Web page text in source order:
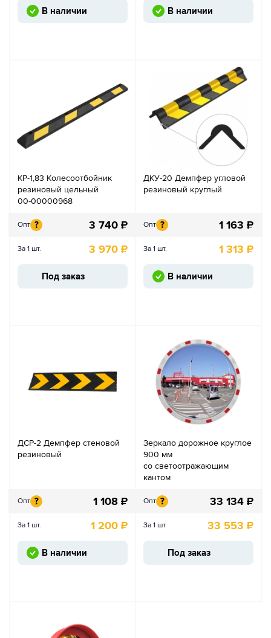
В наличии В наличии
КР-1,83 Колесоотбойник
резиновый цельный
00-00000968
Опт ? 3 740 ₽
За 1 шт. 3 970 ₽
Под заказ
ДКУ-20 Демпфер угловой
резиновый круглый
Опт ? 1 163 ₽
За 1 шт. 1 313 ₽
В наличии
ДСР-2 Демпфер стеновой
резиновый
Опт ? 1 108 ₽
За 1 шт. 1 200 ₽
В наличии
Зеркало дорожное круглое
900 мм
со светоотражающим
кантом
Опт ? 33 134 ₽
За 1 шт. 33 553 ₽
Под заказ